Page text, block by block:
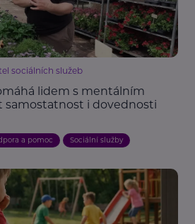
sociálních služeb
lidem s mentálním
samostatnost i dovednosti
a pomoc Sociální služby